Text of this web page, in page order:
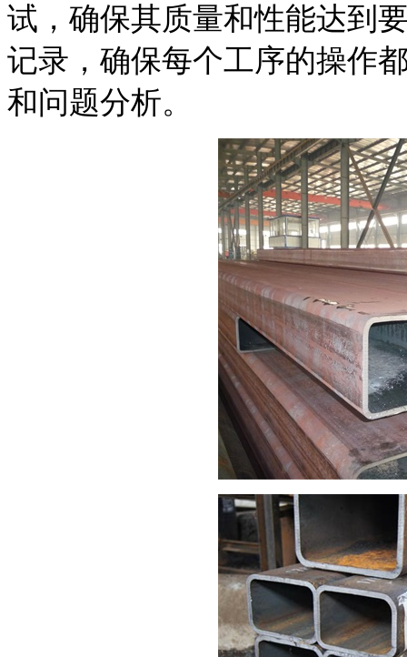
试，确保其质量和性能达到
记录，确保每个工序的操作
和问题分析。